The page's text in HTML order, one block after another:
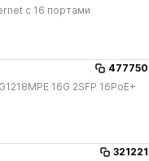
с 16 портами
477750
16G 2SFP 16PoE+
321221